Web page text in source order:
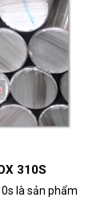
310S
là sản phẩm